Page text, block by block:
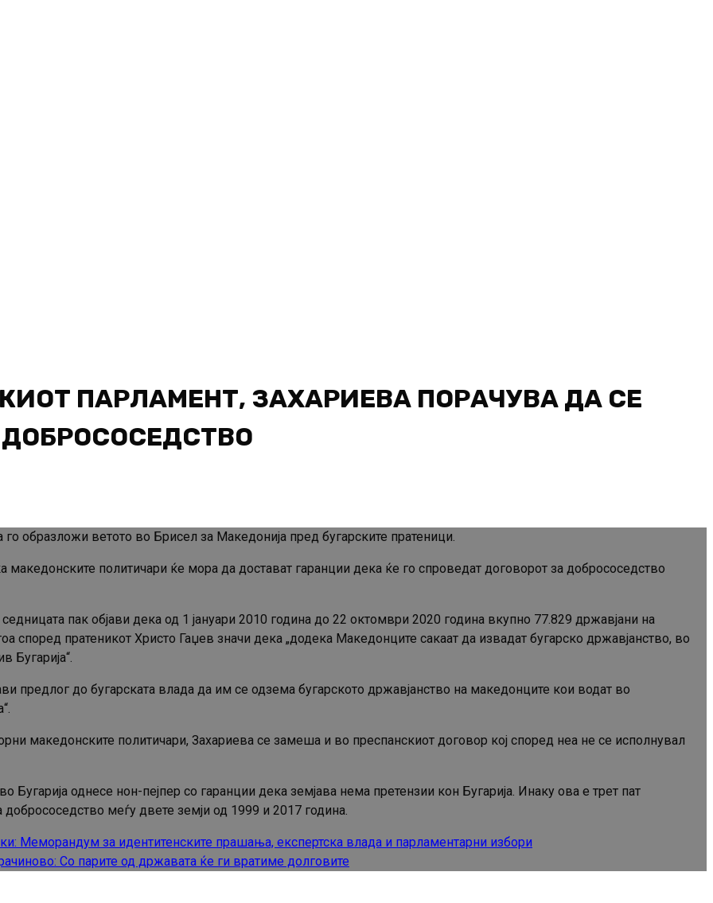
ПАРЛАМЕНТ, ЗАХАРИЕВА ПОРАЧУВА ДА СЕ
образложи ветото во Брисел за Македонија пред бугарските пратеници.
политичари ќе мора да достават гаранции дека ќе го спроведат договорот за добрососедство
пак објави дека од 1 јануари 2010 година до 22 октомври 2020 година вкупно 77.829 државјани на
според пратеникот Христо Гаџев значи дека „додека Македонците сакаат да извадат бугарско државјанство, во
Бугарија“.
предлог до бугарската влада да им се одзема бугарското државјанство на македонците кои водат во
македонските политичари, Захариева се замеша и во преспанскиот договор кој според неа не се исполнувал
Бугарија однесе нон-пејпер со гаранции дека земјава нема претензии кон Бугарија. Инаку ова е трет пат
меѓу двете земји од 1999 и 2017 година.
Меморандум за идентитенските прашања, експертска влада и парламентарни избори
Со парите од државата ќе ги вратиме долговите